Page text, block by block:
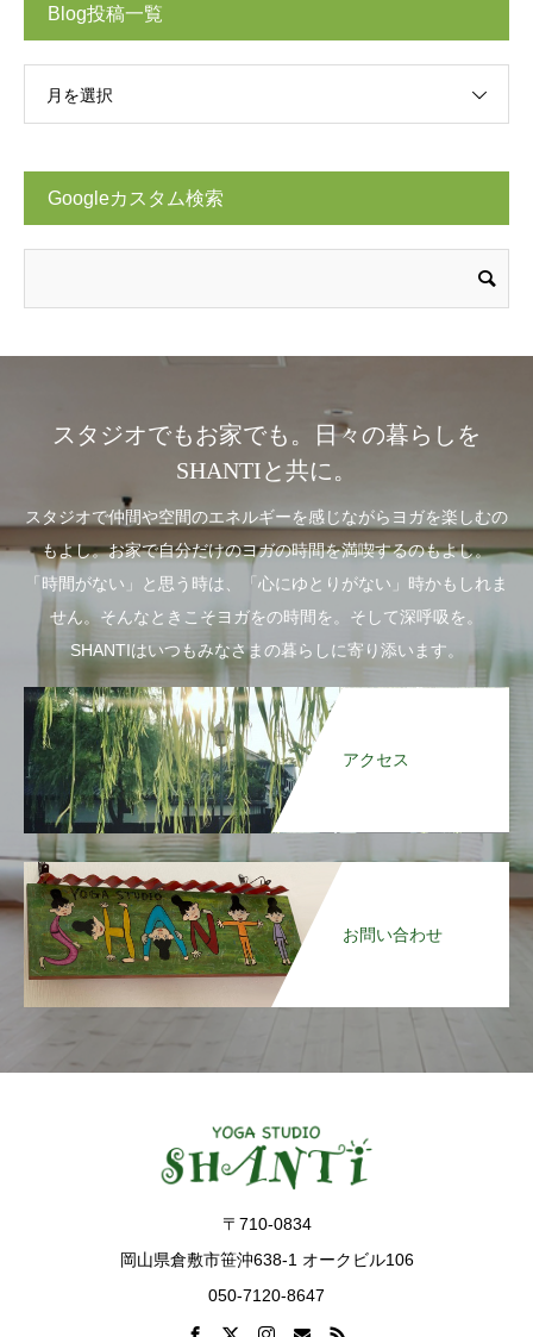
Blog投稿一覧
月を選択
Googleカスタム検索
スタジオでもお家でも。日々の暮らしを
SHANTIと共に。
スタジオで仲間や空間のエネルギーを感じながらヨガを楽しむの
もよし。お家で自分だけのヨガの時間を満喫するのもよし。
「時間がない」と思う時は、「心にゆとりがない」時かもしれま
せん。そんなときこそヨガをの時間を。そして深呼吸を。
SHANTIはいつもみなさまの暮らしに寄り添います。
アクセス
お問い合わせ
〒710-0834
岡山県倉敷市笹沖638-1 オークビル106
050-7120-8647